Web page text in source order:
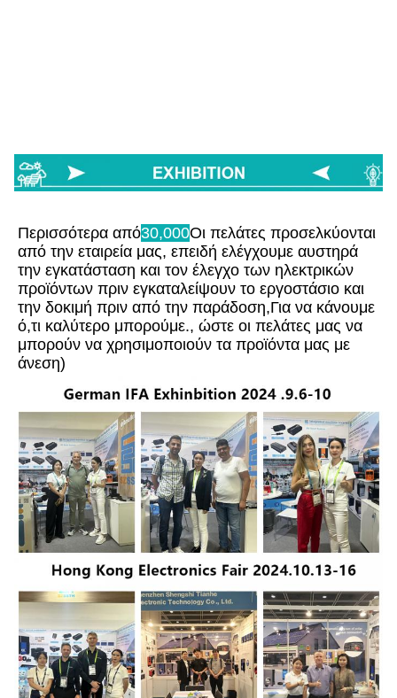
Περισσότερα από30,000Οι πελάτες προσελκύονται
από την εταιρεία μας, επειδή ελέγχουμε αυστηρά
την εγκατάσταση και τον έλεγχο των ηλεκτρικών
προϊόντων πριν εγκαταλείψουν το εργοστάσιο και
την δοκιμή πριν από την παράδοση,Για να κάνουμε
ό,τι καλύτερο μπορούμε., ώστε οι πελάτες μας να
μπορούν να χρησιμοποιούν τα προϊόντα μας με
άνεση)